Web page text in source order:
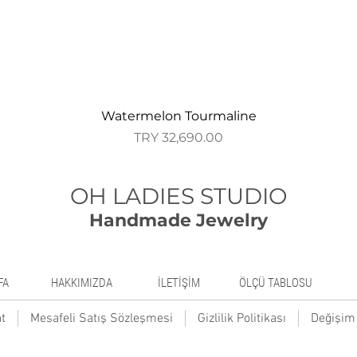
Quick View
Watermelon Tourmaline
Price
TRY 32,690.00
OH LADIES STUDIO
Handmade Jewelry
HAKKIMIZDA İLETİŞİM ÖLÇÜ TABLOSU
Mesafeli Satış Sözleşmesi Gizlilik Politikası